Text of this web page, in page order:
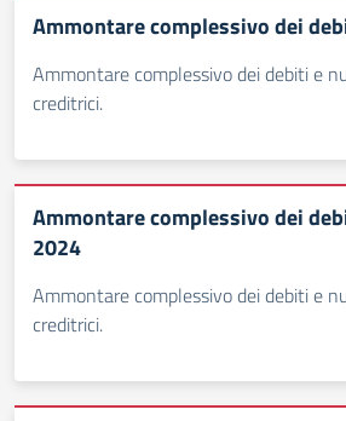
Ammontare complessivo dei
Ammontare complessivo dei debiti e
creditrici.
Ammontare complessivo dei
2024
Ammontare complessivo dei debiti e
creditrici.